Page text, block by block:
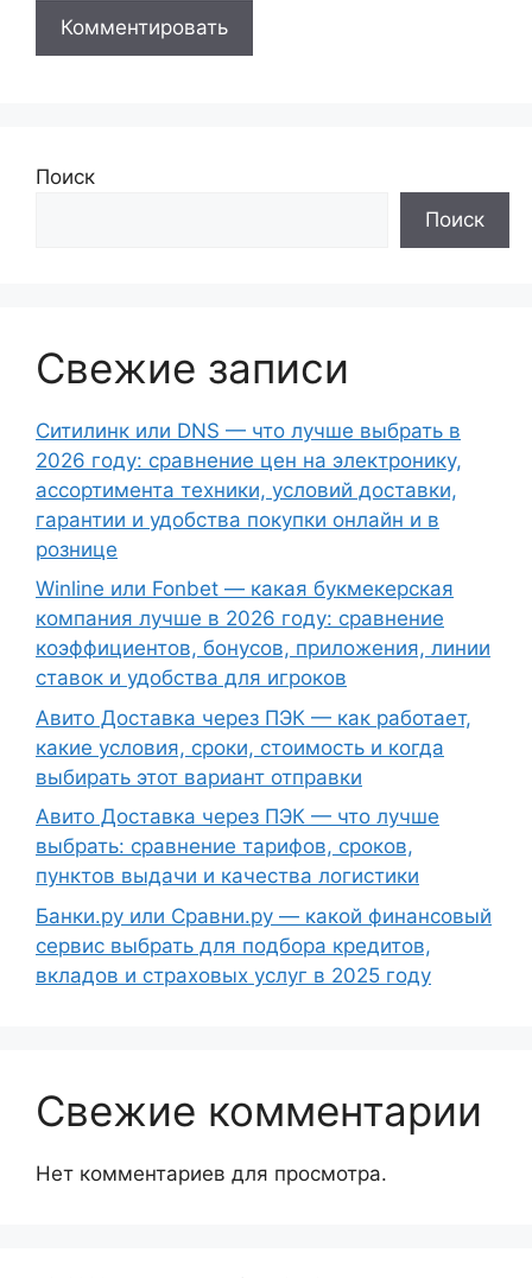
Поиск
Поиск
Свежие записи
Ситилинк или DNS — что лучше выбрать в
2026 году: сравнение цен на электронику,
ассортимента техники, условий доставки,
гарантии и удобства покупки онлайн и в
рознице
Winline или Fonbet — какая букмекерская
компания лучше в 2026 году: сравнение
коэффициентов, бонусов, приложения, линии
ставок и удобства для игроков
Авито Доставка через ПЭК — как работает,
какие условия, сроки, стоимость и когда
выбирать этот вариант отправки
Авито Доставка через ПЭК — что лучше
выбрать: сравнение тарифов, сроков,
пунктов выдачи и качества логистики
Банки.ру или Сравни.ру — какой финансовый
сервис выбрать для подбора кредитов,
вкладов и страховых услуг в 2025 году
Свежие комментарии
Нет комментариев для просмотра.